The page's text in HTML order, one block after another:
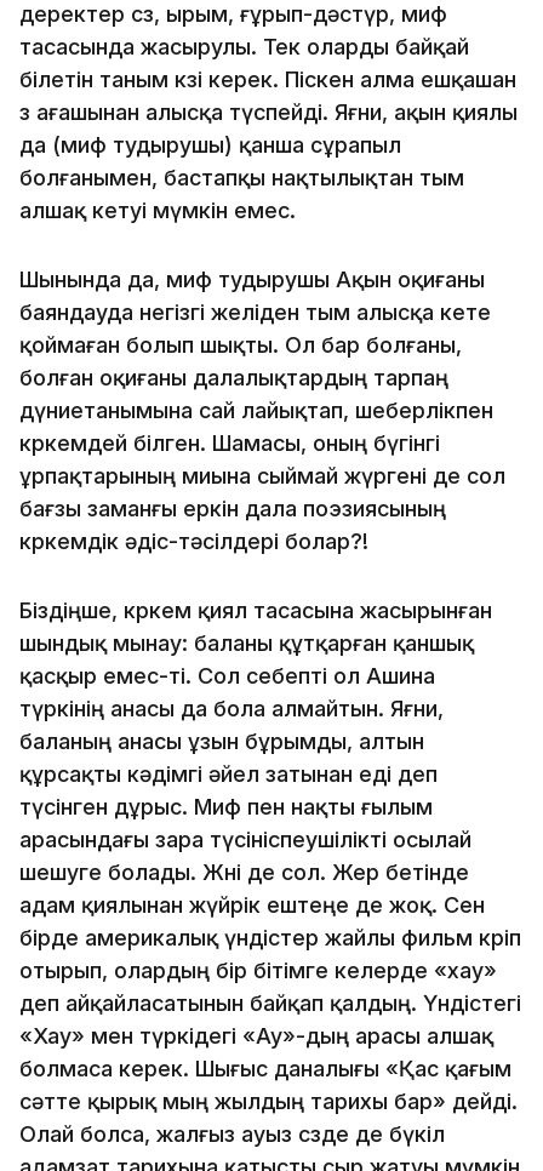
деректер сөз, ырым, ғұрып-дәс­түр, миф
тасасында жасырулы. Тек оларды байқай
бiлетiн таным көзi керек. Пiскен алма ешқашан
өз ағашынан алысқа түспейдi. Яғни, ақын қиялы
да (миф тудырушы) қанша сұрапыл
болғанымен, бастапқы нақтылықтан тым
алшақ кетуi мүмкiн емес.
Шынында да, миф тудырушы Ақын оқиғаны
баяндауда негiзгi желiден тым алыс­қа кете
қоймаған болып шықты. Ол бар бол­ғаны,
болған оқиғаны далалықтардың тарпаң
дүниетанымына сай лайықтап, шеберлiкпен
көркемдей бiлген. Шамасы, оның бүгiнгi
ұрпақтарының миына сыймай жүргенi де сол
бағзы заманғы еркiн дала поэзиясының
көркемдiк әдiс-тәсiлдерi болар?!
Бiздiңше, көркем қиял тасасына жасырынған
шындық мынау: баланы құтқарған қаншық
қасқыр емес-тi. Сол себептi ол Ашина
түркiнiң анасы да бола алмайтын. Яғни,
баланың анасы ұзын бұрымды, алтын
құрсақты кәдiмгi әйел затынан едi деп
түсiнген дұрыс. Миф пен нақты ғылым
арасындағы өзара түсiнiспеушiлiктi осылай
шешуге болады. Жөнi де сол. Жер бетiнде
адам қиялынан жүйрiк ештеңе де жоқ. Сен
бiрде америкалық үндiстер жайлы фильм көрiп
отырып, олардың бiр бiтiмге келерде «хау»
деп айқайласатынын байқап қалдың. Үндiстегi
«Хау» мен түркiдегi «Ау»-дың арасы алшақ
болмаса керек. Шығыс даналығы «Қас қағым
сәтте қырық мың жылдың тарихы бар» дейдi.
Олай болса, жал­ғыз ауыз сөзде де бүкiл